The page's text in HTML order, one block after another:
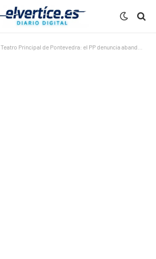
Teatro Principal de Pontevedra: el PP denuncia abandono tras accidente que dejó cinco heridos